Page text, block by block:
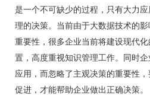
是一个不可缺少的过程，只有大力
理的决策。当前由于大数据技术的
重要性，很多企业当前将建设现代
置，高度重视知识管理工作。同时
应用，而忽略了主观决策的重要性
促进，才能帮助企业做出正确决策。